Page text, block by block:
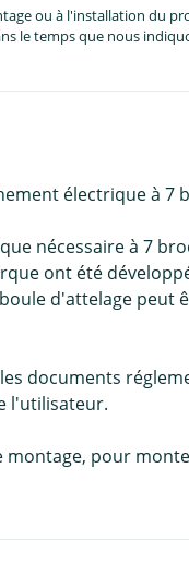
ou à l'installation du
le temps que nous
électrique à 7
nécessaire à 7
ont été
d'attelage
documents
l'utilisateur.
montage, pour